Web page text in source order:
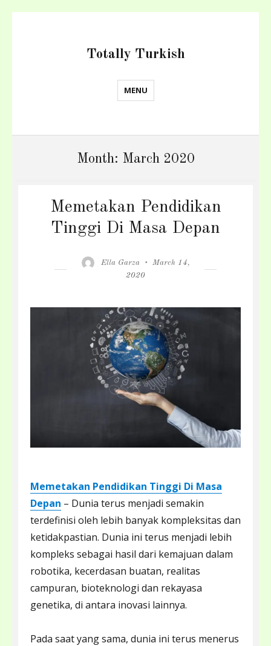
Totally Turkish
MENU
Month: March 2020
Memetakan Pendidikan
Tinggi Di Masa Depan
Author
Ella Garza
Posted
March 14,
2020
Memetakan Pendidikan Tinggi Di Masa
Depan – Dunia terus menjadi semakin
terdefinisi oleh lebih banyak kompleksitas dan
ketidakpastian. Dunia ini terus menjadi lebih
kompleks sebagai hasil dari kemajuan dalam
robotika, kecerdasan buatan, realitas
campuran, bioteknologi dan rekayasa
genetika, di antara inovasi lainnya.
Pada saat yang sama, dunia ini terus menerus